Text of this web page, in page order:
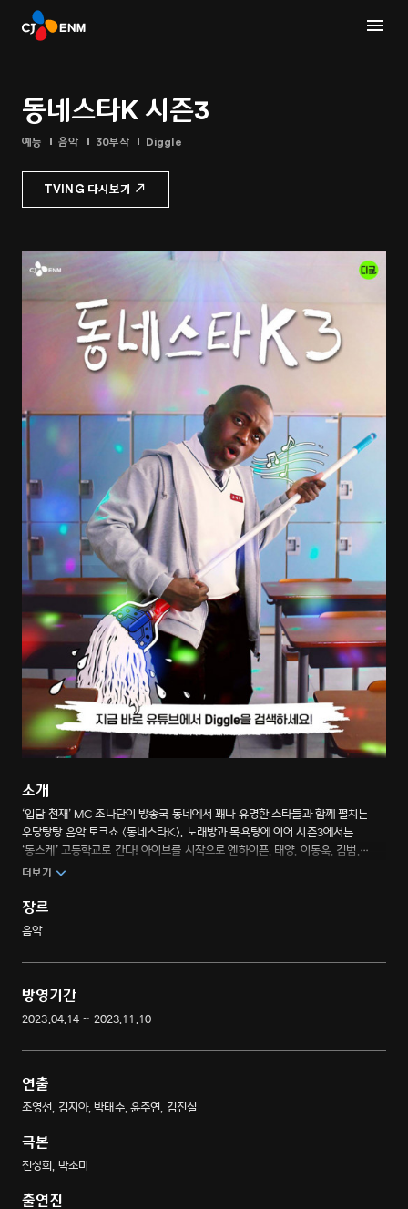
동네스타K 시즌3
예능 음악 30부작 Diggle
TVING 다시보기
소개
‘입담 천재’ MC 조나단이 방송국 동네에서 꽤나 유명한 스타들과 함께 펼치는
우당탕탕 음악 토크쇼 <동네스타K>. 노래방과 목욕탕에 이어 시즌3에서는
‘동스케’ 고등학교로 간다! 아이브를 시작으로 엔하이픈, 태양, 이동욱, 김범,
스트레이 키즈, 에이티즈, 제로베이스원 등 각종 ‘K-수식어’를 달고 나타나는
동네스타K 시즌3>.
더보기
장르
음악
방영기간
2023.04.14 ~ 2023.11.10
연출
조영선, 김지아, 박태수, 윤주연, 김진실
극본
전상희, 박소미
출연진